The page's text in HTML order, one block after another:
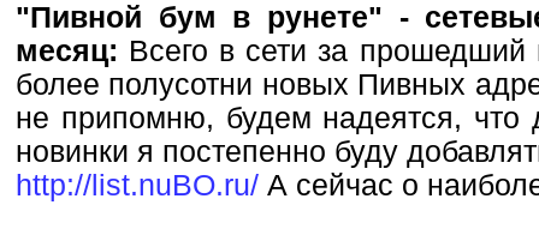
"Пивной бум в рунете" -
месяц: Всего в сети за
более полусотни новых Пивных
не припомню, будем надеятся,
новинки я постепенно буду
http://list.nuBO.ru/ А сейчас о